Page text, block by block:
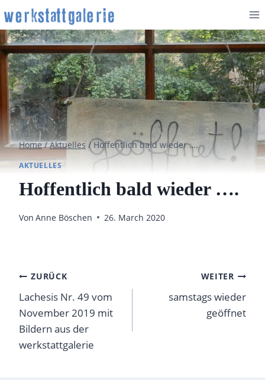
Inhalt
springen
Home / Aktuelles / Hoffentlich bald wieder ….
AKTUELLES
Hoffentlich bald wieder ….
Von Anne Böschen 26. March 2020
Post
navigation
ZURÜCK
Lachesis Nr. 49 vom
November 2019 mit
Bildern aus der
werkstattgalerie
WEITER
samstags wieder
geöffnet